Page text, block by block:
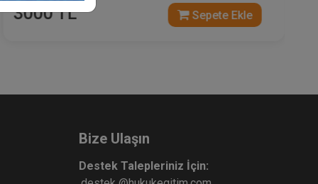
3000 TL Sepete Ekle
Bize Ulaşın
Destek Talepleriniz İçin: